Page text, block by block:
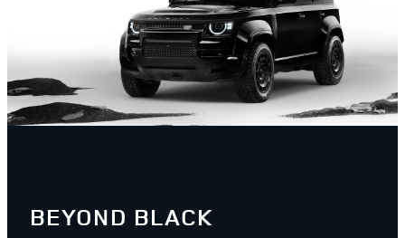
BEYOND BLACK